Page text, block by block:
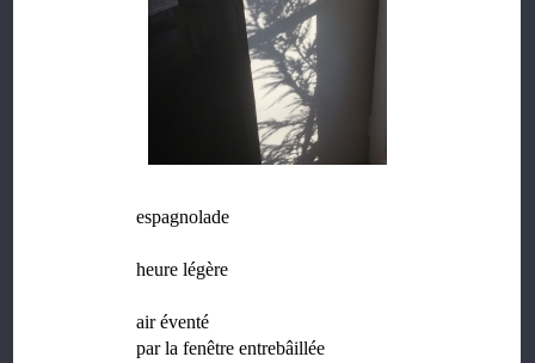
espagnolade
heure légère
air éventé
par la fenêtre entrebâillée